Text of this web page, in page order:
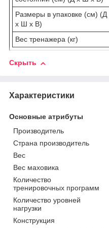
Размеры в упаковке (см) (Д
х Ш х В)
Вес тренажера (кг)
Скрыть
Характеристики
Основные атрибуты
Производитель
Страна производитель
Вес
Вес маховика
Количество
тренировочных программ
Количество уровней
нагрузки
Конструкция